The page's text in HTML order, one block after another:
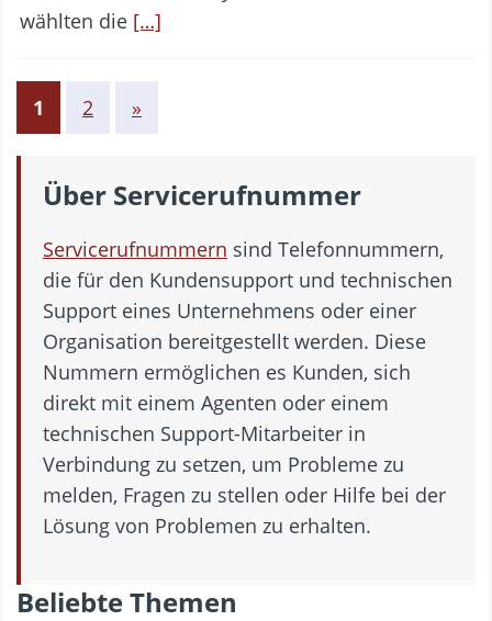
wählten die […]
1 2 »
Über Servicerufnummer
Servicerufnummern sind Telefonnummern,
die für den Kundensupport und technischen
Support eines Unternehmens oder einer
Organisation bereitgestellt werden. Diese
Nummern ermöglichen es Kunden, sich
direkt mit einem Agenten oder einem
technischen Support-Mitarbeiter in
Verbindung zu setzen, um Probleme zu
melden, Fragen zu stellen oder Hilfe bei der
Lösung von Problemen zu erhalten.
Beliebte Themen